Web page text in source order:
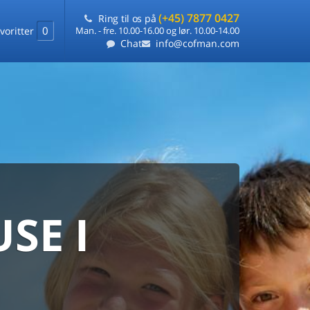
0
Ring til os på (+45) 7877 0427
Man. - fre. 10.00-16.00 og lør. 10.00-14.00
Chat info@cofman.com
I
laveste pris
ét sted